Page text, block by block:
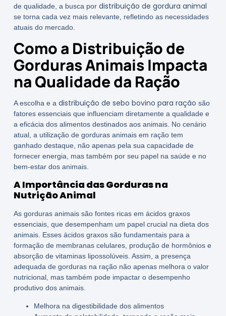
de qualidade, a busca por distribuição de gordura animal
se torna cada vez mais relevante, refletindo as necessidades
atuais do mercado.
Como a Distribuição de
Gorduras Animais Impacta
na Qualidade da Ração
A escolha e a distribuição de sebo bovino para ração são
fatores essenciais que influenciam diretamente a qualidade e
a eficácia dos alimentos destinados aos animais. No cenário
atual, a utilização de gorduras animais em ração tem
ganhado destaque, não apenas pela sua capacidade de
fornecer energia, mas também por seu papel na saúde e no
bem-estar dos animais.
A Importância das Gorduras na
Nutrição Animal
As gorduras animais são fontes ricas em ácidos graxos
essenciais, que desempenham um papel crucial na dieta dos
animais. Esses ácidos graxos são fundamentais para a
formação de membranas celulares, produção de hormônios e
absorção de vitaminas lipossolúveis. Assim, a presença
adequada de gorduras na ração não apenas melhora o valor
nutricional, mas também pode impactar o desempenho
produtivo dos animais.
Melhora na digestibilidade dos alimentos